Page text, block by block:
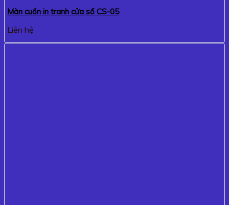
Màn cuốn in tranh cửa sổ CS-05
Liên hệ